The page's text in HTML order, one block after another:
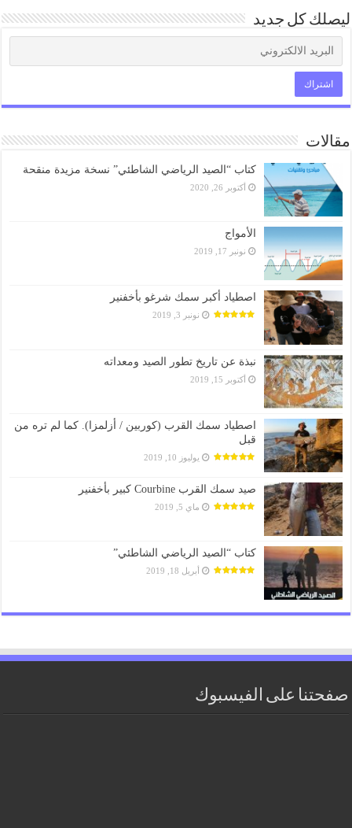
ليصلك كل جديد
مقالات
كتاب “الصيد الرياضي الشاطئي” نسخة مزيدة منقحة
أكتوبر 26, 2020
الأمواج
نونبر 17, 2019
اصطياد أكبر سمك شرغو بأخفنير
نونبر 3, 2019
نبذة عن تاريخ تطور الصيد ومعداته
أكتوبر 15, 2019
اصطياد سمك القرب (كوربين / أزلمزا). كما لم تره من
قبل
يوليوز 10, 2019
صيد سمك القرب Courbine كبير بأخفنير
ماي 5, 2019
كتاب “الصيد الرياضي الشاطئي”
أبريل 18, 2019
صفحتنا على الفيسبوك